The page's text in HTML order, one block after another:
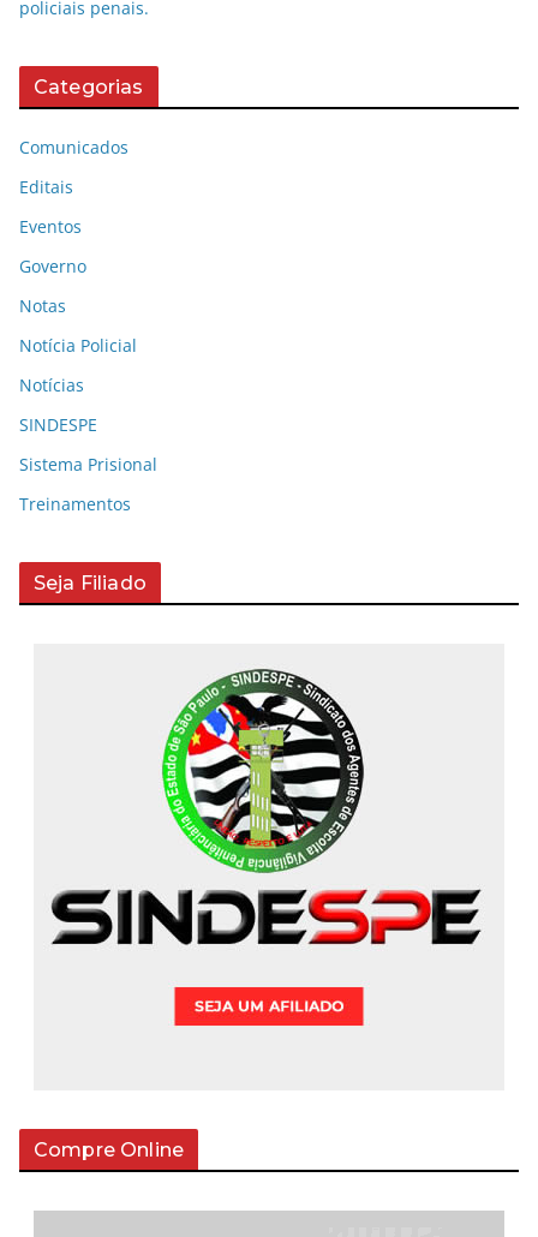
policiais penais.
Categorias
Comunicados
Editais
Eventos
Governo
Notas
Notícia Policial
Notícias
SINDESPE
Sistema Prisional
Treinamentos
Seja Filiado
Compre Online